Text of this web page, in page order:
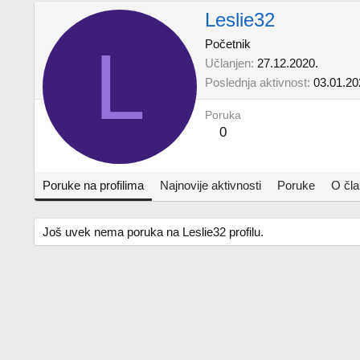
L
Leslie32
Početnik
Učlanjen 27.12.2020.
Poslednja aktivnost
Poruka
0
Poruke na profilima Najnovije aktivnosti Poruke O
Još uvek nema poruka na Leslie32 profilu.